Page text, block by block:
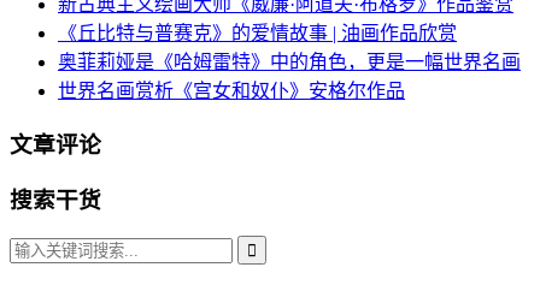
新古典主义绘画大师《威廉·阿道夫·布格罗》作品鉴赏
《丘比特与普赛克》的爱情故事 | 油画作品欣赏
奥菲莉娅是《哈姆雷特》中的角色，更是一幅世界名画
世界名画赏析《宫女和奴仆》安格尔作品
文章评论
搜索干货